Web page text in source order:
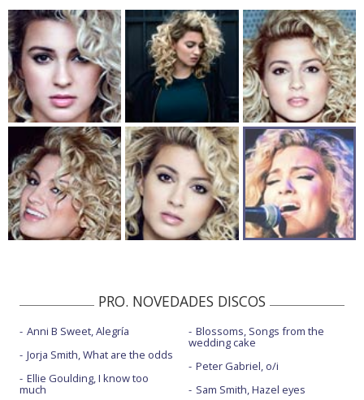
PRO. NOVEDADES DISCOS
Anni B Sweet, Alegría
Jorja Smith, What are the odds
Ellie Goulding, I know too
much
Blossoms, Songs from the
wedding cake
Peter Gabriel, o/i
Sam Smith, Hazel eyes